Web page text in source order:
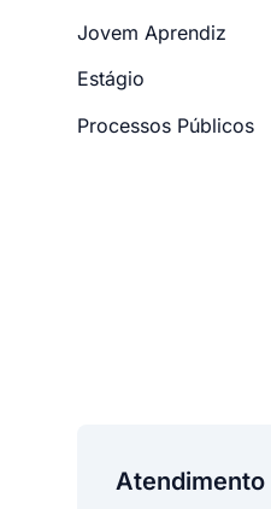
Jovem Aprendiz
Estágio
Processos Públicos
Atendimento